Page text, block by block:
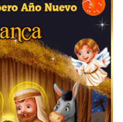
Año Nuevo Edmunda